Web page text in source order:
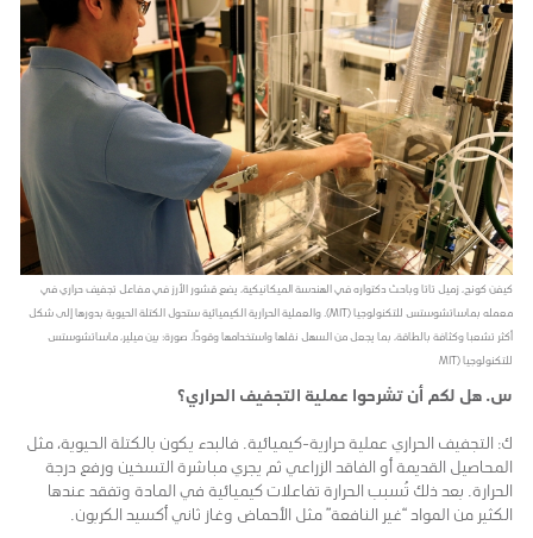
كيفن كونج، زميل تاتا وباحث دكتواره في الهندسة الميكانيكية، يضع قشور الأرز في مفاعل تجفيف حراري في
معمله بماساتشوستس للتكنولوجيا (MIT). والعملية الحرارية الكيميائية ستحول الكتلة الحيوية بدورها إلى شكل
أكثر تشعبا وكثافة بالطاقة، بما يجعل من السهل نقلها واستخدامها وقودًا. صورة: بين ميلير، ماساتشوستس
للتكنولوجيا (MIT
س. هل لكم أن تشرحوا عملية التجفيف الحراري؟
ك: التجفيف الحراري عملية حرارية-كيميائية. فالبدء يكون بالكتلة الحيوية، مثل
المحاصيل القديمة أو الفاقد الزراعي ثم يجري مباشرة التسخين ورفع درجة
الحرارة. بعد ذلك تُسبب الحرارة تفاعلات كيميائية في المادة وتفقد عندها
الكثير من المواد “غير النافعة” مثل الأحماض وغاز ثاني أكسيد الكربون.